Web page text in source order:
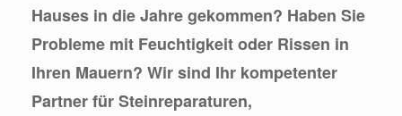
Hauses in die Jahre gekommen? Haben Sie
Probleme mit Feuchtigkeit oder Rissen in
Ihren Mauern? Wir sind Ihr kompetenter
Partner für Steinreparaturen,